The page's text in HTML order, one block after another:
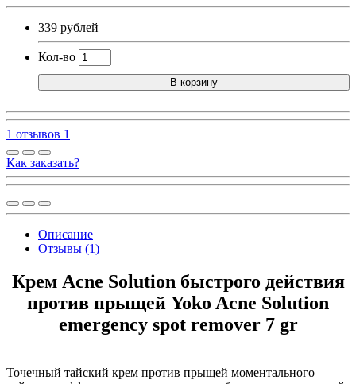
339 рублей
Кол-во
В корзину
1 отзывов 1
Как заказать?
Описание
Отзывы (1)
Крем Acne Solution быстрого действия
против прыщей Yoko Acne Solution
emergency spot remover 7 gr
Точечный тайский крем против прыщей моментального